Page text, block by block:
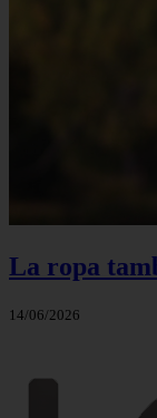
La ropa
14/06/2026